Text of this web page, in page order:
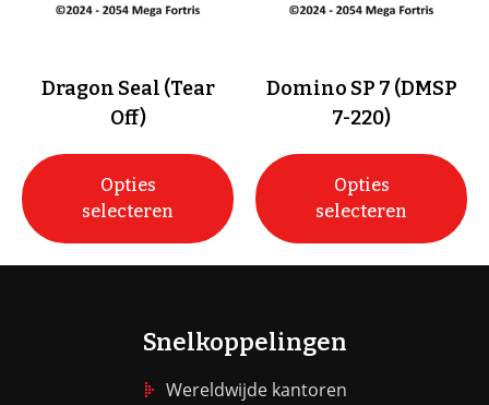
Dragon Seal (Tear
Off)
Opties
selecteren
Domino SP 7 (DMSP
7-220)
Opties
selecteren
Snelkoppelingen
Wereldwijde kantoren